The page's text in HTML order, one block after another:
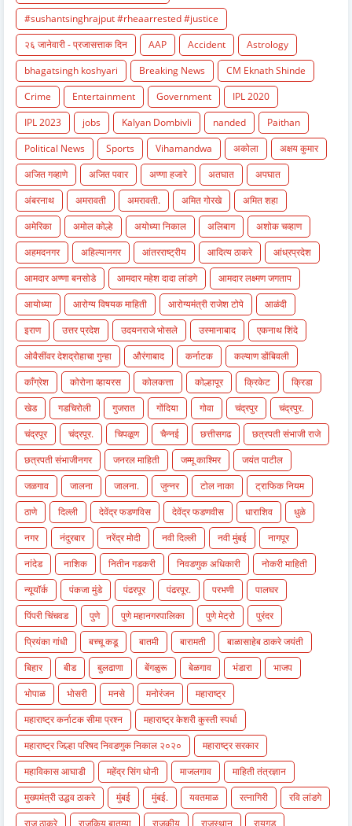
#sushantsinghrajput #rheaarrested #justice
२६ जानेवारी - प्रजासत्ताक दिन
AAP Accident
Astrology
bhagatsingh koshyari
Breaking News
CM Eknath Shinde
Crime
Entertainment Government
IPL 2020
IPL 2023
jobs Kalyan Dombivli nanded
Paithan
Political News
Sports Vihamandwa अकोला
अक्षय कुमार
अजित गव्हाणे
अजित पवार अण्णा हजारे अतघात
अपघात
अंबरनाथ
अमरावती अमरावती. अमित गोरखे
अमित शहा
अमेरिका
अमोल कोल्हे अयोध्या निकाल अलिबाग
अशोक चव्हाण
अहमदनगर
अहिल्यानगर आंतरराष्ट्रीय आदित्य ठाकरे
आंध्रप्रदेश
आमदार अण्णा बनसोडे
आमदार महेश दादा लांडगे
आमदार लक्ष्मण जगताप
आयोध्या
आरोग्य विषयक माहिती आरोग्यमंत्री राजेश टोपे
आळंदी
इराण
उत्तर प्रदेश उदयनराजे भोसले उस्मानाबाद
एकनाथ शिंदे
ओवैसींवर देशद्रोहाचा गुन्हा
औरंगाबाद कर्नाटक
कल्याण डोंबिवली
काँग्रेश
कोरोना व्हायरस कोलकत्ता कोल्हापूर क्रिकेट
क्रिडा
खेड
गडचिरोली गुजरात गोंदिया गोवा चंद्रपुर
चंद्रपुर.
चंद्रपूर
चंद्रपूर. चिपळूण चैन्नई छत्तीसगढ
छत्रपती संभाजी राजे
छत्रपती संभाजीनगर
जनरल माहिती जम्मू काश्मिर
जयंत पाटील
जळगाव
जालना जालना. जुन्नर टोल नाका
ट्राफिक नियम
ठाणे
दिल्ली देवेंद्र फडणविस देवेंद्र फडणवीस धाराशिव
धुळे
नगर
नंदुरबार नरेंद्र मोदी नवी दिल्ली नवी मुंबई
नागपूर
नांदेड
नाशिक नितीन गडकरी निवडणुक अधिकारी
नोकरी माहिती
न्यूयॉर्क
पंकजा मुंडे पंढरपूर पंढरपूर. परभणी
पालघर
पिंपरी चिंचवड
पुणे पुणे महानगरपालिका पुणे मेट्रो
पुरंदर
प्रियंका गांधी
बच्चू कडू बातमी बारामती
बाळासाहेब ठाकरे जयंती
बिहार
बीड बुलढाणा बेंगळुरू बेळगाव भंडारा
भाजप
भोपाळ
भोसरी मनसे मनोरंजन
महाराष्ट्र
महाराष्ट्र कर्नाटक सीमा प्रश्न
महाराष्ट्र केशरी कुस्ती स्पर्धा
महाराष्ट्र जिल्हा परिषद निवडणुक निकाल २०२०
महाराष्ट्र सरकार
महाविकास आघाडी
महेंद्र सिंग धोनी माजलगाव
माहिती तंत्रज्ञान
मुख्यमंत्री उद्धव ठाकरे
मुंबई मुंबई. यवतमाळ रत्नागिरी
रवि लांडगे
राज ठाकरे
राजकिय बातम्या राजकीय राजस्थान रायगड